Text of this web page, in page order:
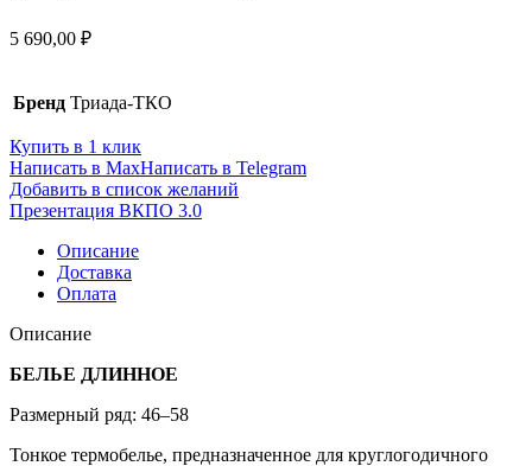
5 690,00 ₽
Бренд Триада-ТКО
Купить в 1 клик
Написать в MaxНаписать в Telegram
Добавить в список желаний
Презентация ВКПО 3.0
Описание
Доставка
Оплата
Описание
БЕЛЬЕ ДЛИННОЕ
Размерный ряд: 46–58
Тонкое термобелье, предназначенное для круглогодичного